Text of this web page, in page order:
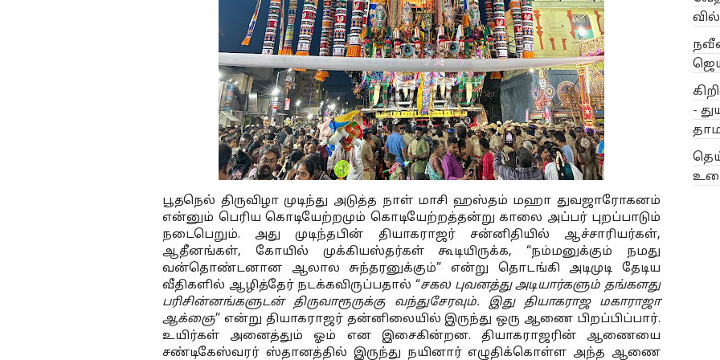
என்னும் பெரிய கொடியேற்றமும் கொடியேற்றத்தன்று காலை அப்பர் புறப்பாடும்
நடைபெறும். அது முடிந்தபின் தியாகராஜர் சன்னிதியில் ஆச்சாரியர்கள்,
ஆதீனங்கள், கோயில் முக்கியஸ்தர்கள் கூடியிருக்க, “நம்மனுக்கும் நமது
வன்தொண்டனான ஆலால சுந்தரனுக்கும்” என்று தொடங்கி அடிமுடி தேடிய
வீதிகளில் ஆழித்தேர் நடக்கவிருப்பதால் “சகல புவனத்து அடியார்களும் தங்களது
பரிசின்னங்களுடன் திருவாரூருக்கு வந்துசேரவும். இது தியாகராஜ மகாராஜா
ஆக்ஞை” என்று தியாகராஜர் தன்னிலையில் இருந்து ஒரு ஆணை பிறப்பிப்பார்.
உயிர்கள் அனைத்தும் ஓம் என இசைகின்றன. தியாகராஜரின் ஆணையை
சண்டிகேஸ்வரர் ஸ்தானத்தில் இருந்து நயினார் எழுதிக்கொள்ள அந்த ஆணை
-